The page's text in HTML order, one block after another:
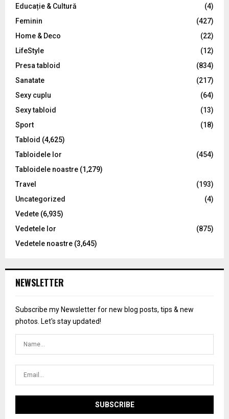
Educație & Cultură
(4)
Feminin
(427)
Home & Deco
(22)
LifeStyle
(12)
Presa tabloid
(834)
Sanatate
(217)
Sexy cuplu
(64)
Sexy tabloid
(13)
Sport
(18)
Tabloid (4,625)
Tabloidele lor
(454)
Tabloidele noastre (1,279)
Travel
(193)
Uncategorized
(4)
Vedete (6,935)
Vedetele lor
(875)
Vedetele noastre (3,645)
NEWSLETTER
Subscribe my Newsletter for new blog posts, tips & new
photos. Let's stay updated!